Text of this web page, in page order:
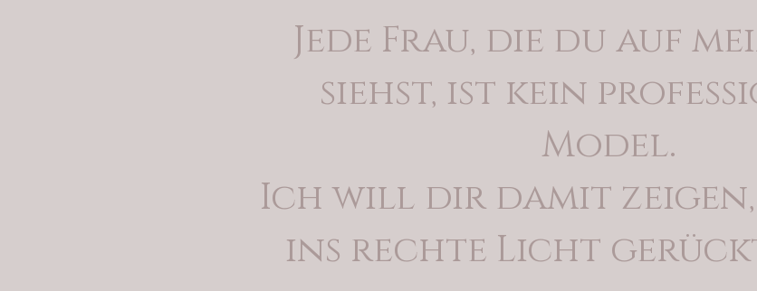
Jede Frau, die du auf
siehst, ist kein
Model.
Ich will dir damit zeigen,
ins rechte Licht